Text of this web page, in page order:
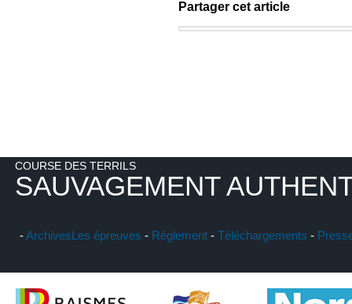
Partager cet article
COURSE DES TERRILS
SAUVAGEMENT
-ArchivesLes épreuves - Réglement - Téléchargements -